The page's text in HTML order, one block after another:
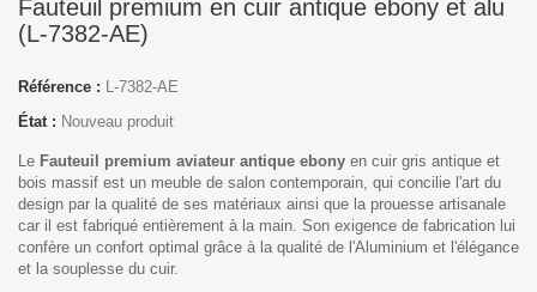
Fauteuil premium en cuir antique ebony et alu
(L-7382-AE)
Référence : L-7382-AE
État : Nouveau produit
Le Fauteuil premium aviateur antique ebony en cuir gris antique et
bois massif est un meuble de salon contemporain, qui concilie l'art du
design par la qualité de ses matériaux ainsi que la prouesse artisanale
car il est fabriqué entièrement à la main. Son exigence de fabrication lui
confère un confort optimal grâce à la qualité de l'Aluminium et l'élégance
et la souplesse du cuir.